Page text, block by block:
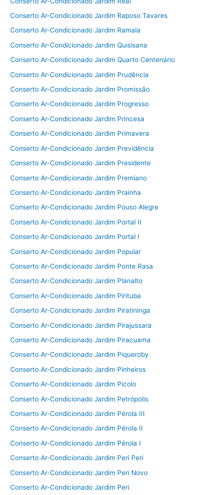
Conserto Ar-Condicionado Jardim Raposo Tavares
Conserto Ar-Condicionado Jardim Ramala
Conserto Ar-Condicionado Jardim Quisisana
Conserto Ar-Condicionado Jardim Quarto Centenário
Conserto Ar-Condicionado Jardim Prudência
Conserto Ar-Condicionado Jardim Promissão
Conserto Ar-Condicionado Jardim Progresso
Conserto Ar-Condicionado Jardim Princesa
Conserto Ar-Condicionado Jardim Primavera
Conserto Ar-Condicionado Jardim Previdência
Conserto Ar-Condicionado Jardim Presidente
Conserto Ar-Condicionado Jardim Premiano
Conserto Ar-Condicionado Jardim Prainha
Conserto Ar-Condicionado Jardim Pouso Alegre
Conserto Ar-Condicionado Jardim Portal II
Conserto Ar-Condicionado Jardim Portal I
Conserto Ar-Condicionado Jardim Popular
Conserto Ar-Condicionado Jardim Ponte Rasa
Conserto Ar-Condicionado Jardim Planalto
Conserto Ar-Condicionado Jardim Pirituba
Conserto Ar-Condicionado Jardim Piratininga
Conserto Ar-Condicionado Jardim Pirajussara
Conserto Ar-Condicionado Jardim Piracuama
Conserto Ar-Condicionado Jardim Piqueroby
Conserto Ar-Condicionado Jardim Pinheiros
Conserto Ar-Condicionado Jardim Picolo
Conserto Ar-Condicionado Jardim Petrópolis
Conserto Ar-Condicionado Jardim Pérola III
Conserto Ar-Condicionado Jardim Pérola II
Conserto Ar-Condicionado Jardim Pérola I
Conserto Ar-Condicionado Jardim Peri Peri
Conserto Ar-Condicionado Jardim Peri Novo
Conserto Ar-Condicionado Jardim Peri